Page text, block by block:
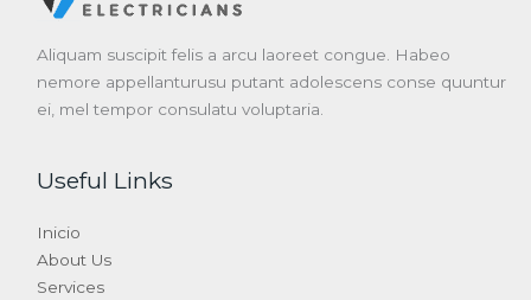
Aliquam suscipit felis a arcu laoreet congue. Habeo
nemore appellanturusu putant adolescens conse quuntur
ei, mel tempor consulatu voluptaria.
Useful Links
Inicio
About Us
Services